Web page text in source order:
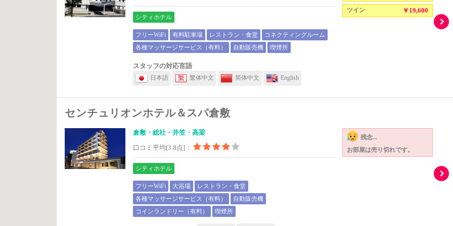
シティホテル
フリーWiFi 有料駐車場 レストラン・食堂
コネクティングルーム
各種マッサージサービス（有料）
自動販売機 喫煙所
スタッフの対応言語
日本語 繁体中文 简体中文 English
ツイン ￥19,600
センチュリオンホテル＆スパ倉敷
倉敷・総社・井笠・高梁
口コミ平均[3.8点]：
シティホテル
フリーWiFi 大浴場
レストラン・食堂
各種マッサージサービス（有料）
自動販売機
コインランドリー（有料）
喫煙所
残念...
お部屋は売り切れです。